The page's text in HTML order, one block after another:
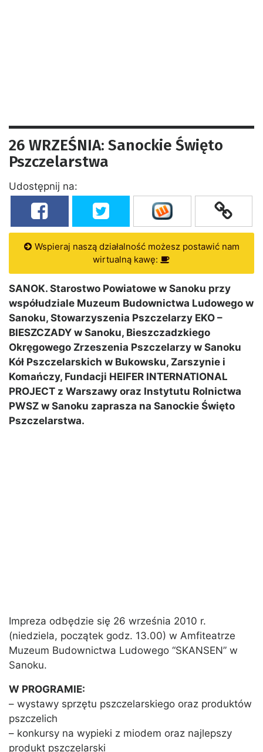
26 WRZEŚNIA: Sanockie Święto
Pszczelarstwa
Udostępnij na:
Wspieraj naszą działalność możesz postawić nam
wirtualną kawę:
SANOK. Starostwo Powiatowe w Sanoku przy
współudziale Muzeum Budownictwa Ludowego w
Sanoku, Stowarzyszenia Pszczelarzy EKO –
BIESZCZADY w Sanoku, Bieszczadzkiego
Okręgowego Zrzeszenia Pszczelarzy w Sanoku
Kół Pszczelarskich w Bukowsku, Zarszynie i
Komańczy, Fundacji HEIFER INTERNATIONAL
PROJECT z Warszawy oraz Instytutu Rolnictwa
PWSZ w Sanoku zaprasza na Sanockie Święto
Pszczelarstwa.
Impreza odbędzie się 26 września 2010 r.
(niedziela, początek godz. 13.00) w Amfiteatrze
Muzeum Budownictwa Ludowego “SKANSEN” w
Sanoku.
W PROGRAMIE:
– wystawy sprzętu pszczelarskiego oraz produktów
pszczelich
– konkursy na wypieki z miodem oraz najlepszy
produkt pszczelarski